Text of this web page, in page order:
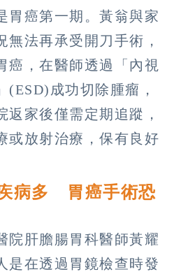
胃癌第一期。黃翁與家
無法再承受開刀手術，
癌，在醫師透過「內視
(ESD)成功切除腫瘤，
返家後僅需定期追蹤，
或放射治療，保有良好
病多 胃癌手術恐
院肝膽腸胃科醫師黃耀
是在透過胃鏡檢查時發